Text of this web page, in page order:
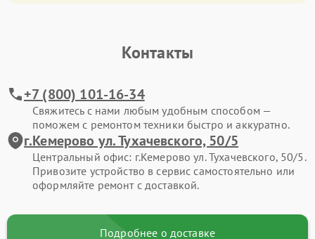
Контакты
+7 (800) 101-16-34
Свяжитесь с нами любым удобным способом —
поможем с ремонтом техники быстро и аккуратно.
г.Кемерово ул. Тухачевского, 50/5
Центральный офис: г.Кемерово ул. Тухачевского, 50/5.
Привозите устройство в сервис самостоятельно или
оформляйте ремонт с доставкой.
Подробнее о доставке